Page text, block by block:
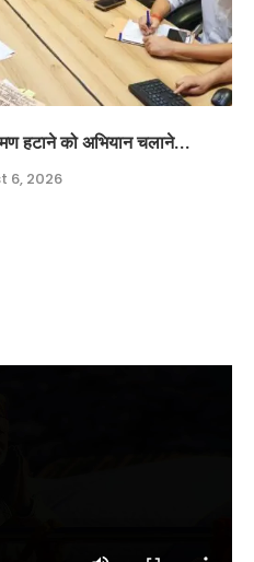
हटाने को अभियान चलाने...
6, 2026